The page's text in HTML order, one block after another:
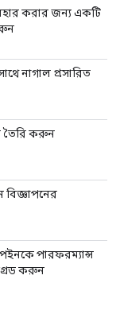
করার জন্য একটি
নাগাল প্রসারিত
তৈরি করুন
বিজ্ঞাপনের
পারফরম্যান্স
করুন